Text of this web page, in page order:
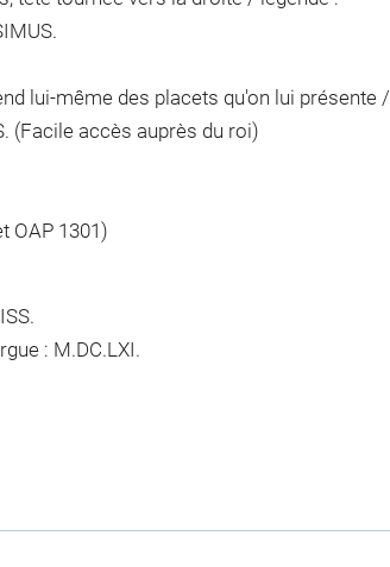
lui-même des placets qu'on lui présente /
(Facile accès auprès du roi)
OAP 1301)
: M.DC.LXI.